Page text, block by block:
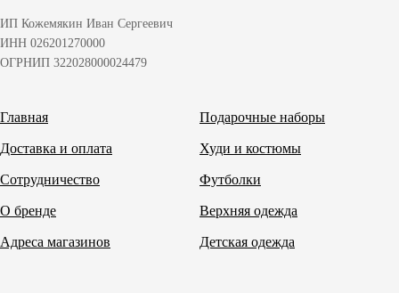
ИП Кожемякин Иван Сергеевич
ИНН 026201270000
ОГРНИП 322028000024479
Главная
Доставка и оплата
Сотрудничество
О бренде
Адреса магазинов
Подарочные наборы
Худи и костюмы
Футболки
Верхняя одежда
Детская одежда